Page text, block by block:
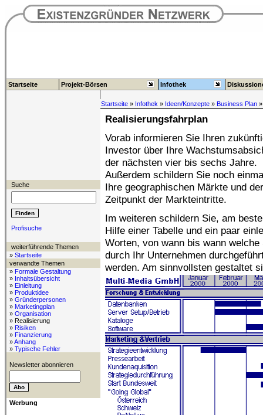
Startseite Projekt-Börsen Infothek
Suche
Profisuche
weiterführende Themen
» Startseite
verwandte Themen
» Formale Gestaltung
» Inhaltsübersicht
» Einleitung
» Produktidee
» Gründerpersonen
» Marketingplan
» Organisation
» Realisierung
» Risiken
» Finanzierung
»Anhang
» Typische Fehler
Newsletter abonnieren
Werbung
Startseite » Infothek » Ideen/Konzepte » Business Plan
Realisierungsfahrplan
Vorab informieren Sie Ihren
Investor über Ihre
der nächsten vier bis sechs Jahre.
Außerdem schildern Sie noch
Ihre geographischen Märkte und der
Zeitpunkt der Markteintritte.
Im weiteren schildern Sie, am
Hilfe einer Tabelle und ein paar
Worten, von wann bis wann welche
durch Ihr Unternehmen
werden. Am sinnvollsten gestaltet